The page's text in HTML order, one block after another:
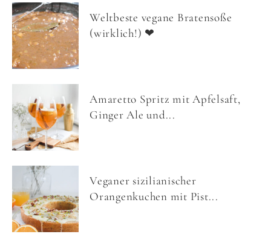
Weltbeste vegane Bratensoße
(wirklich!) ❤
Amaretto Spritz mit Apfelsaft,
Ginger Ale und...
Veganer sizilianischer
Orangenkuchen mit Pist...